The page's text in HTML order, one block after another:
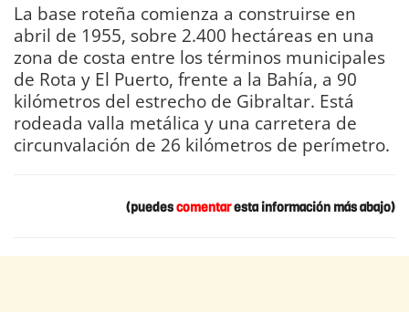
La base roteña comienza a construirse en
abril de 1955, sobre 2.400 hectáreas en una
zona de costa entre los términos municipales
de Rota y El Puerto, frente a la Bahía, a 90
kilómetros del estrecho de Gibraltar. Está
rodeada valla metálica y una carretera de
circunvalación de 26 kilómetros de perímetro.
(puedescomentaresta información más abajo)